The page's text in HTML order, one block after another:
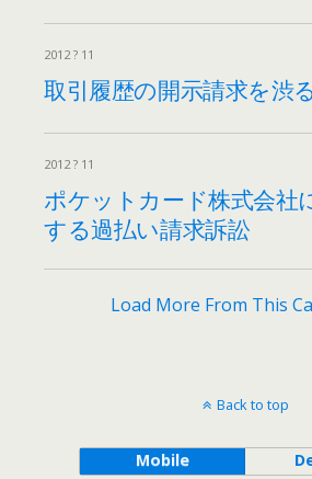
2012 ? 11
取引履歴の開示請求を渋
2012 ? 11
ポケットカード株式会社
する過払い請求訴訟
Load More From This
Back to top
Mobile